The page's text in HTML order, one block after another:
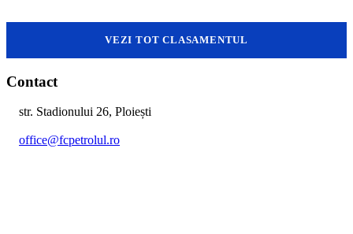
VEZI TOT CLASAMENTUL
Contact
str. Stadionului 26, Ploiești
office@fcpetrolul.ro